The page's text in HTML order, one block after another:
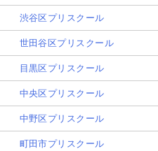
渋谷区プリスクール
世田谷区プリスクール
目黒区プリスクール
中央区プリスクール
中野区プリスクール
町田市プリスクール